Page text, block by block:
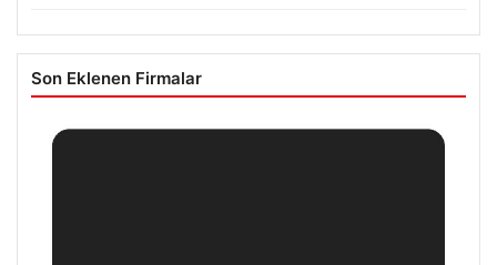
Son Eklenen Firmalar